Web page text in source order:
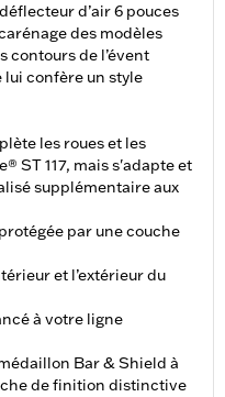
d’air 6 pouces
des modèles
contours de l’évent
confère un style
les roues et les
ST 117, mais s'adapte et
supplémentaire aux
par une couche
et l’extérieur du
à votre ligne
Bar & Shield à
de finition distinctive